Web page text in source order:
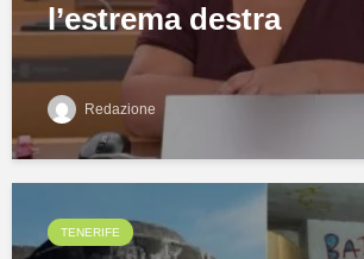
l’estrema destra
Redazione
TENERIFE